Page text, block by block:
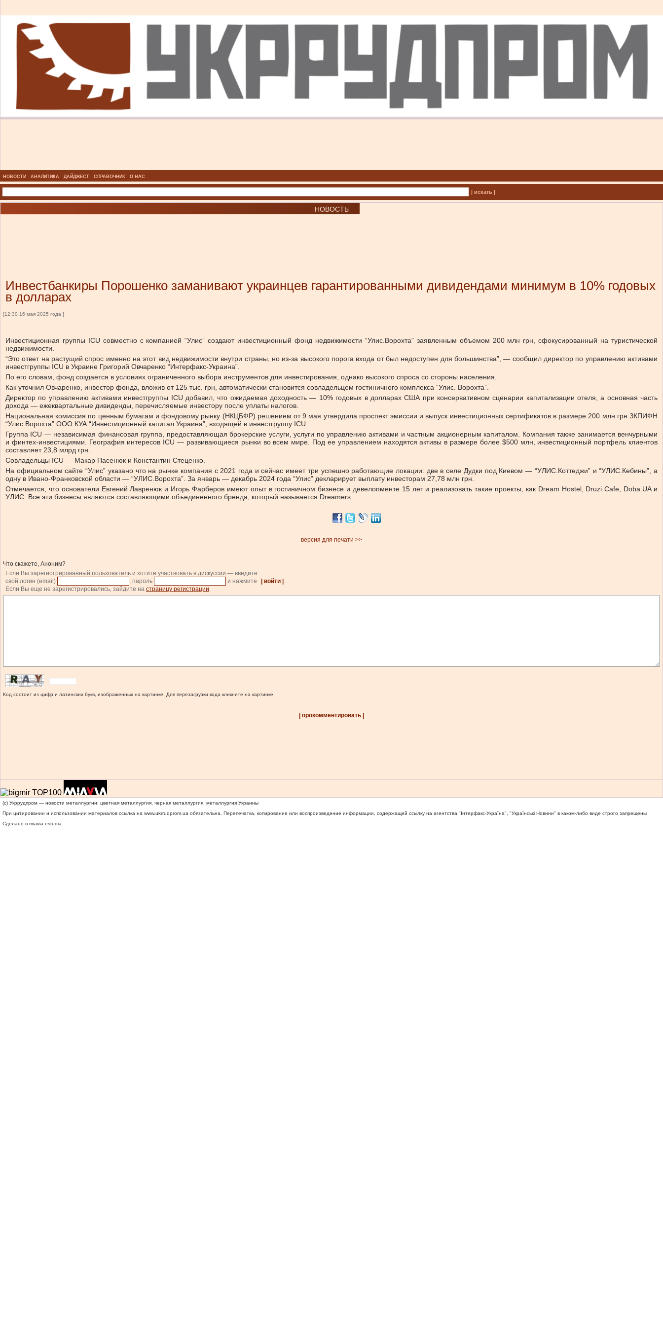
НОВОСТИ АНАЛИТИКА ДАЙДЖЕСТ СПРАВОЧНИК О НАС
| искать |
НОВОСТЬ
Инвестбанкиры Порошенко заманивают украинцев гарантированными дивидендами минимум в 10% годовых
в долларах
[12:30 16 мая 2025 года ]
Инвестиционная группы ICU совместно с компанией “Улис” создают инвестиционный фонд недвижимости “Улис.Ворохта” заявленным объемом 200 млн грн, сфокусированный на туристической
недвижимости.
“Это ответ на растущий спрос именно на этот вид недвижимости внутри страны, но из-за высокого порога входа от был недоступен для большинства”, — сообщил директор по управлению активами
инвестгруппы ICU в Украине Григорий Овчаренко “Интерфакс-Украина”.
По его словам, фонд создается в условиях ограниченного выбора инструментов для инвестирования, однако высокого спроса со стороны населения.
Как уточнил Овчаренко, инвестор фонда, вложив от 125 тыс. грн, автоматически становится совладельцем гостиничного комплекса “Улис. Ворохта”.
Директор по управлению активами инвестгруппы ICU добавил, что ожидаемая доходность — 10% годовых в долларах США при консервативном сценарии капитализации отеля, а основная часть
дохода — ежеквартальные дивиденды, перечисляемые инвестору после уплаты налогов.
Национальная комиссия по ценным бумагам и фондовому рынку (НКЦБФР) решением от 9 мая утвердила проспект эмиссии и выпуск инвестиционных сертификатов в размере 200 млн грн ЗКПИФН
“Улис.Ворохта” ООО КУА “Инвестиционный капитал Украина”, входящей в инвестгруппу ICU.
Группа ICU — независимая финансовая группа, предоставляющая брокерские услуги, услуги по управлению активами и частным акционерным капиталом. Компания также занимается венчурными
и финтех-инвестициями. География интересов ICU — развивающиеся рынки во всем мире. Под ее управлением находятся активы в размере более $500 млн, инвестиционный портфель клиентов
составляет 23,8 млрд грн.
Совладельцы ICU — Макар Пасенюк и Константин Стеценко.
На официальном сайте “Улис” указано что на рынке компания с 2021 года и сейчас имеет три успешно работающие локации: две в селе Дудки под Киевом — “УЛИС.Коттеджи” и “УЛИС.Кебины”, а
одну в Ивано-Франковской области — “УЛИС.Ворохта”. За январь — декабрь 2024 года “Улис” декларирует выплату инвесторам 27,78 млн грн.
Отмечается, что основатели Евгений Лавренюк и Игорь Фарберов имеют опыт в гостиничном бизнесе и девелопменте 15 лет и реализовать такие проекты, как Dream Hostel, Druzi Сafe, Doba.UA и
УЛИС. Все эти бизнесы являются составляющими объединенного бренда, который называется Dreamers.
версия для печати >>
Что скажете, Аноним?
Если Вы зарегистрированный пользователь и хотите участвовать в дискуссии — введите
свой логин (email)
, пароль и нажмите | войти |
.
Если Вы еще не зарегистрировались, зайдите на страницу регистрации.
Код состоит из цифр и латинских букв, изображенных на картинке. Для перезагрузки кода кликните на картинке.
| прокомментировать |
(c) Укррудпром — новости металлургии: цветная металлургия, черная металлургия, металлургия Украины
При цитировании и использовании материалов ссылка на www.ukrrudprom.ua обязательна. Перепечатка, копирование или воспроизведение информации, содержащей ссылку на агентства "Iнтерфакс-Україна", "Українськi Новини" в каком-либо виде строго запрещены
Сделано в miavia estudia.